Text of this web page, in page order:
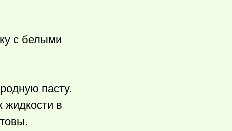
с белыми
пасту.
жидкости в